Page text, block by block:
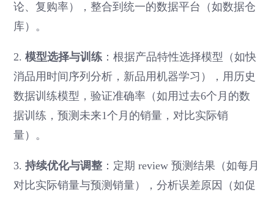
论、复购率），整合到统一的数据平台（如数据仓
库）。
2.模型选择与训练 ：根据产品特性选择模型（如快
消品用时间序列分析，新品用机器学习），用历史
数据训练模型，验证准确率（如用过去6个月的数
据训练，预测未来1个月的销量，对比实际销
量）。
3.持续优化与调整 ：定期 review 预测结果（如每月
对比实际销量与预测销量），分析误差原因（如促